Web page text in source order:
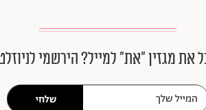
את מגזין ״את״ למייל? הירשמי
שלחי